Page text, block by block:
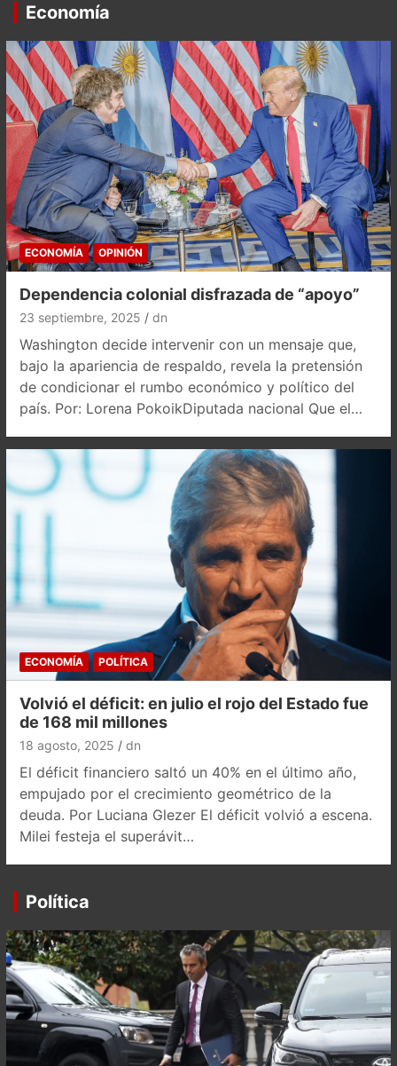
Economía
ECONOMÍA OPINIÓN
Dependencia colonial disfrazada de “apoyo”
23 septiembre, 2025 dn
Washington decide intervenir con un mensaje que,
bajo la apariencia de respaldo, revela la pretensión
de condicionar el rumbo económico y político del
país. Por: Lorena PokoikDiputada nacional Que el…
ECONOMÍA POLÍTICA
Volvió el déficit: en julio el rojo del Estado fue
de 168 mil millones
18 agosto, 2025 dn
El déficit financiero saltó un 40% en el último año,
empujado por el crecimiento geométrico de la
deuda. Por Luciana Glezer El déficit volvió a escena.
Milei festeja el superávit…
Política